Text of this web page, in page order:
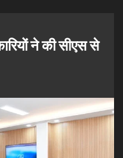
ने की सीएस से